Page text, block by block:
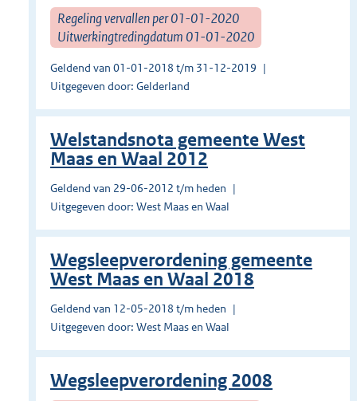
Regeling vervallen per 01-01-2020
Uitwerkingtredingdatum 01-01-2020
Geldend van 01-01-2018 t/m 31-12-2019
Uitgegeven door: Gelderland
Welstandsnota gemeente West
Maas en Waal 2012
Geldend van 29-06-2012 t/m heden
Uitgegeven door: West Maas en Waal
Wegsleepverordening gemeente
West Maas en Waal 2018
Geldend van 12-05-2018 t/m heden
Uitgegeven door: West Maas en Waal
Wegsleepverordening 2008